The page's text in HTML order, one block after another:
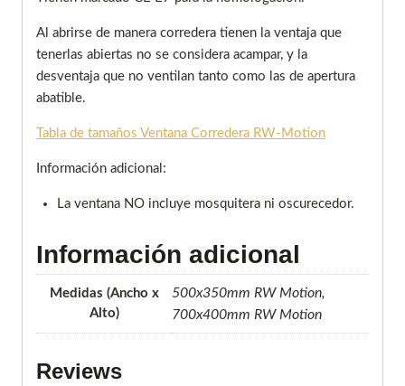
Al abrirse de manera corredera tienen la ventaja que
tenerlas abiertas no se considera acampar, y la
desventaja que no ventilan tanto como las de apertura
abatible.
Tabla de tamaños Ventana Corredera RW-Motion
Información adicional:
La ventana NO incluye mosquitera ni oscurecedor.
Información adicional
Medidas (Ancho x
Alto)
500x350mm RW Motion,
700x400mm RW Motion
Reviews